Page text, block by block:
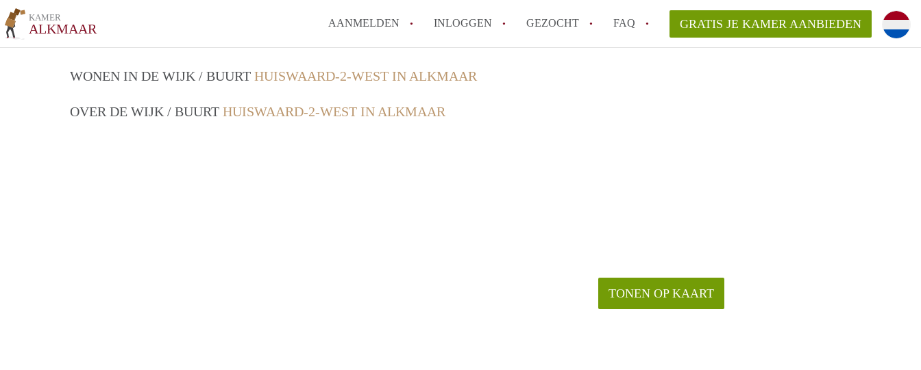
KAMER
ALKMAAR AANMELDEN INLOGGEN GEZOCHT FAQ GRATIS JE KAMER AANBIEDEN
WONEN IN DE WIJK / BUURT HUISWAARD-2-WEST IN ALKMAAR
OVER DE WIJK / BUURT HUISWAARD-2-WEST IN ALKMAAR
TONEN OP KAART